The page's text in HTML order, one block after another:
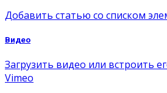
Добавить статью со списком
Видео
Загрузить видео или встроить
Vimeo